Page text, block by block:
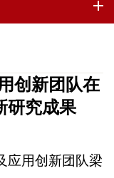
创新团队在
研究成果
应用创新团队梁